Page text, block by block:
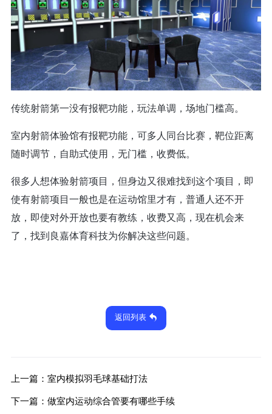
传统射箭第一没有报靶功能，玩法单调，场地门槛高。
室内射箭体验馆有报靶功能，可多人同台比赛，靶位距离
随时调节，自助式使用，无门槛，收费低。
很多人想体验射箭项目，但身边又很难找到这个项目，即
使有射箭项目一般也是在运动馆里才有，普通人还不开
放，即使对外开放也要有教练，收费又高，现在机会来
了，找到良嘉体育科技为你解决这些问题。
返回列表
上一篇： 室内模拟羽毛球基础打法
下一篇： 做室内运动综合管要有哪些手续